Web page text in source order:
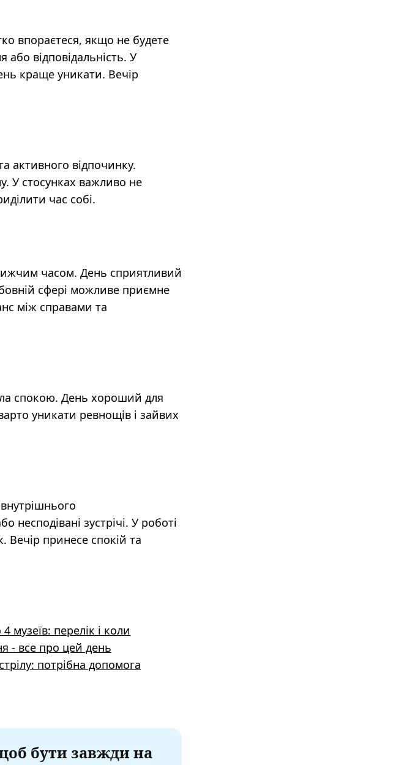
впораєтеся, якщо не будете
або відповідальність. У
краще уникати. Вечір
активного відпочинку.
У стосунках важливо не
час собі.
часом. День сприятливий
сфері можливе приємне
між справами та
спокою. День хороший для
уникати ревнощів і зайвих
зустрічі. У роботі
принесе спокій та
музеїв: перелік і коли
- все про цей день
потрібна допомога
бути завжди на